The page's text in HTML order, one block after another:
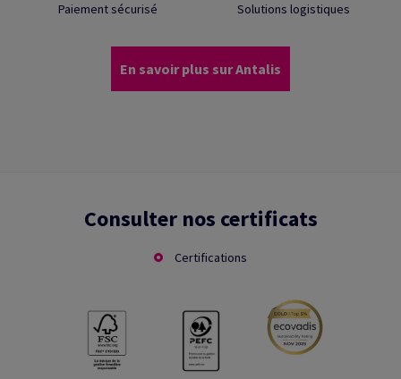
Paiement sécurisé Solutions logistiques
En savoir plus sur Antalis
Consulter nos certificats
Certifications